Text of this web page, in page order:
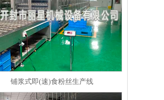
铺浆式即(速)食粉丝生产线